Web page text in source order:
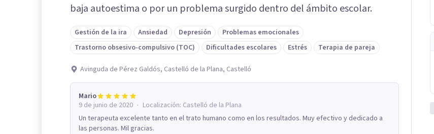
baja autoestima o por un problema surgido dentro del ámbito escolar.
Gestión de la ira Ansiedad Depresión
Problemas emocionales
Trastorno obsesivo-compulsivo (TOC)
Dificultades escolares Estrés Terapia de pareja
Avinguda de Pérez Galdós, Castelló de la Plana, Castelló
Mario
9 de junio de 2020 · Localización: Castelló de la Plana
Un terapeuta excelente tanto en el trato humano como en los resultados. Muy efectivo y dedicado a
las personas. Mil gracias.